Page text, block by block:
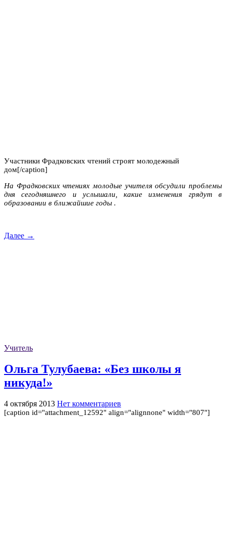
Участники Фрадковских чтений строят молодежный
дом[/caption]
На Фрадковских чтениях молодые учителя обсудили проблемы
дня сегодняшнего и услышали, какие изменения грядут в
образовании в ближайшие годы .
Далее →
Учитель
Ольга Тулубаева: «Без школы я
никуда!»
4 октября 2013 Нет комментариев
[caption id="attachment_12592" align="alignnone" width="807"]